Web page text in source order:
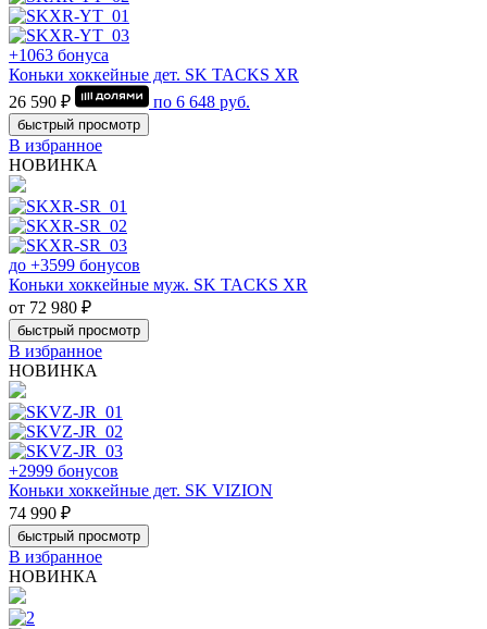
+1063 бонуса
Коньки хоккейные дет. SK TACKS XR
26 590 ₽
по 6 648 руб.
быстрый просмотр
В избранное
НОВИНКА
до +3599 бонусов
Коньки хоккейные муж. SK TACKS XR
от 72 980 ₽
быстрый просмотр
В избранное
НОВИНКА
+2999 бонусов
Коньки хоккейные дет. SK VIZION
74 990 ₽
быстрый просмотр
В избранное
НОВИНКА